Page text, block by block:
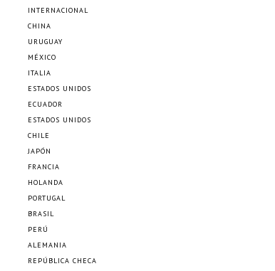
INTERNACIONAL
CHINA
URUGUAY
MÉXICO
ITALIA
ESTADOS UNIDOS
ECUADOR
ESTADOS UNIDOS
CHILE
JAPÓN
FRANCIA
HOLANDA
PORTUGAL
BRASIL
PERÚ
ALEMANIA
REPÚBLICA CHECA